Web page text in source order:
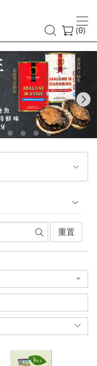
(0)
重置